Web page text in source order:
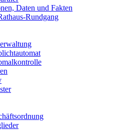
Daten und Fakten
Rundgang